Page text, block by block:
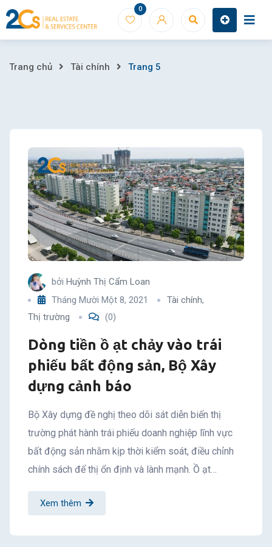
Skip
to
0
Trang
Trang chủ Tài chính Trang 5
bởi Huỳnh Thị Cẩm Loan
Tháng Mười Một 8, 2021
Tài chính,
Thị trường
(0)
Dòng tiền ồ ạt chảy vào trái
phiếu bất động sản, Bộ Xây
dựng cảnh báo
Bộ Xây dựng đề nghị theo dõi sát diễn biến thị
trường phát hành trái phiếu doanh nghiệp lĩnh vực
bất động sản nhằm kịp thời kiểm soát, điều chỉnh
chính sách để thị ổn định và lành mạnh. Ồ ạt…
Xem thêm